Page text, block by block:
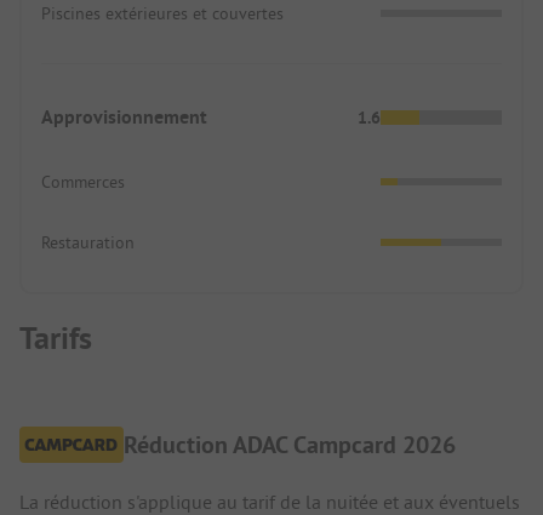
Piscines extérieures et couvertes
Approvisionnement 1.6
Commerces
Restauration
Tarifs
Réduction ADAC Campcard 2026
La réduction s'applique au tarif de la nuitée et aux éventuels